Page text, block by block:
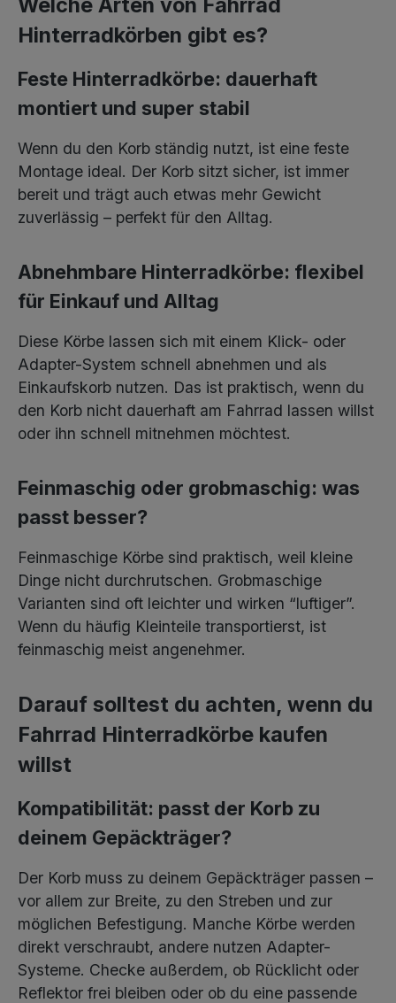
Hinterradkörben gibt es?
Feste Hinterradkörbe: dauerhaft
montiert und super stabil
Wenn du den Korb ständig nutzt, ist eine feste
Montage ideal. Der Korb sitzt sicher, ist immer
bereit und trägt auch etwas mehr Gewicht
zuverlässig – perfekt für den Alltag.
Abnehmbare Hinterradkörbe: flexibel
für Einkauf und Alltag
Diese Körbe lassen sich mit einem Klick- oder
Adapter-System schnell abnehmen und als
Einkaufskorb nutzen. Das ist praktisch, wenn du
den Korb nicht dauerhaft am Fahrrad lassen willst
oder ihn schnell mitnehmen möchtest.
Feinmaschig oder grobmaschig: was
passt besser?
Feinmaschige Körbe sind praktisch, weil kleine
Dinge nicht durchrutschen. Grobmaschige
Varianten sind oft leichter und wirken “luftiger”.
Wenn du häufig Kleinteile transportierst, ist
feinmaschig meist angenehmer.
Darauf solltest du achten, wenn du
Fahrrad Hinterradkörbe kaufen
willst
Kompatibilität: passt der Korb zu
deinem Gepäckträger?
Der Korb muss zu deinem Gepäckträger passen –
vor allem zur Breite, zu den Streben und zur
möglichen Befestigung. Manche Körbe werden
direkt verschraubt, andere nutzen Adapter-
Systeme. Checke außerdem, ob Rücklicht oder
Reflektor frei bleiben oder ob du eine passende